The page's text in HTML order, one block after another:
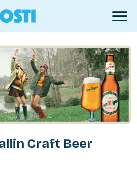
Craft Beer